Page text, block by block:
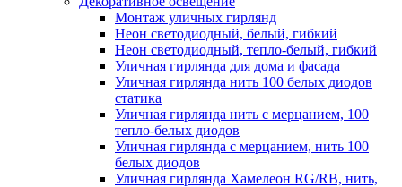
Монтаж уличных гирлянд
Неон светодиодный, белый, гибкий
Неон светодиодный, тепло-белый, гибкий
Уличная гирлянда для дома и фасада
Уличная гирлянда нить 100 белых диодов
статика
Уличная гирлянда нить с мерцанием, 100
тепло-белых диодов
Уличная гирлянда с мерцанием, нить 100
белых диодов
Уличная гирлянда Хамелеон RG/RB, нить,